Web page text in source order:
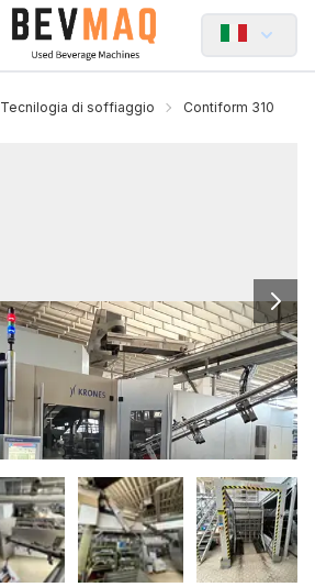
Tecnilogia di soffiaggio Contiform 310